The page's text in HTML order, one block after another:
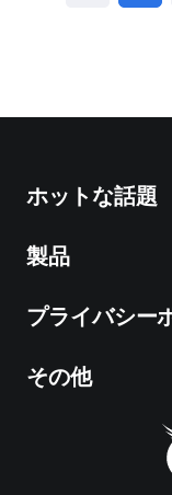
ホットな話題
Macの「システム
Macで不要なアプ
製品
BuhoCleaner
BuhoUnlocker
プライバシー
利用規約
プライバシーポリ
その他